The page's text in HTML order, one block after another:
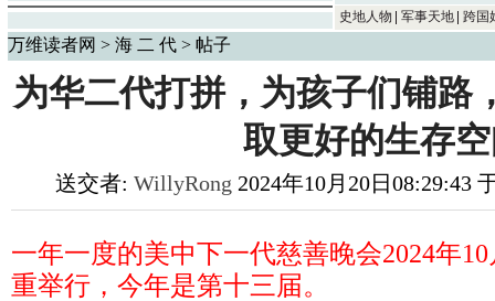
史地人物
军事天地 跨国
万维读者网 > 海 二 代 > 帖子
为华二代打拼，为孩子们铺路
取更好的生存
送交者: WillyRong 2024年10月20日08:29:43
一年一度的美中下一代慈善晚会2024年10
重举行，今年是第十三届。